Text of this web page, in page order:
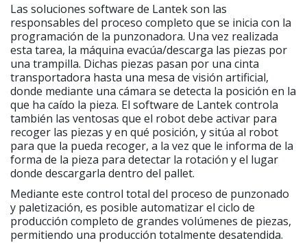
Las soluciones software de Lantek son las
responsables del proceso completo que se inicia con la
programación de la punzonadora. Una vez realizada
esta tarea, la máquina evacúa/descarga las piezas por
una trampilla. Dichas piezas pasan por una cinta
transportadora hasta una mesa de visión artificial,
donde mediante una cámara se detecta la posición en la
que ha caído la pieza. El software de Lantek controla
también las ventosas que el robot debe activar para
recoger las piezas y en qué posición, y sitúa al robot
para que la pueda recoger, a la vez que le informa de la
forma de la pieza para detectar la rotación y el lugar
donde descargarla dentro del pallet.
Mediante este control total del proceso de punzonado
y paletización, es posible automatizar el ciclo de
producción completo de grandes volúmenes de piezas,
permitiendo una producción totalmente desatendida.